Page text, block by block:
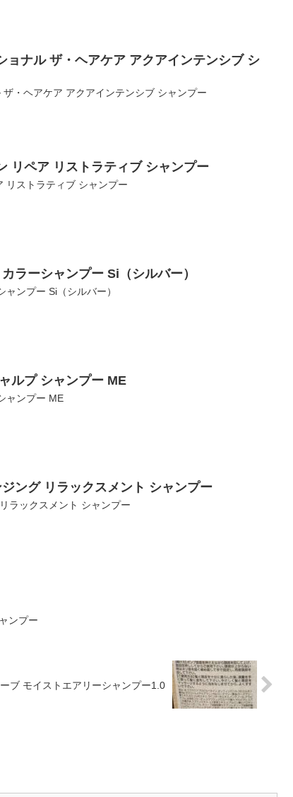
ョナル ザ・ヘアケア アクアインテンシブ シ
ザ・ヘアケア アクアインテンシブ シャンプー
リペア リストラティブ シャンプー
リストラティブ シャンプー
ラーシャンプー Si（シルバー）
ャンプー Si（シルバー）
ルプ シャンプー ME
ャンプー ME
ジング リラックスメント シャンプー
ラックスメント シャンプー
ンプー
ーブ モイストエアリーシャンプー1.0